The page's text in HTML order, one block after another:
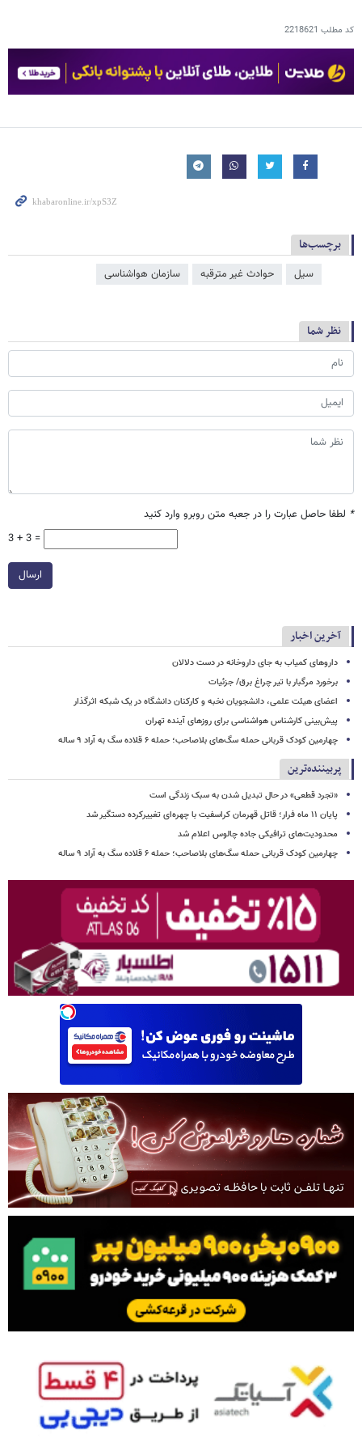
کد مطلب 2218621
برچسب‌ها
سیل حوادث غیر مترقبه سازمان هواشناسی
نظر شما
* لطفا حاصل عبارت را در جعبه متن روبرو وارد کنید
3 + 3 =
ارسال
آخرین اخبار
داروهای کمیاب به جای داروخانه در دست دلالان
برخورد مرگبار با تیر چراغ برق/ جزئیات
اعضای هیئت علمی، دانشجویان نخبه و کارکنان دانشگاه در یک شبکه‌ اثرگذار
پیش‌بینی کارشناس هواشناسی برای روزهای آینده تهران
چهارمین کودک قربانی حمله سگ‌های بلاصاحب؛ حمله ۶ قلاده سگ به آراد ۹ ساله
پربیننده‌ترین
«تجرد قطعی» در حال تبدیل شدن به سبک زندگی است
پایان ۱۱ ماه فرار؛ قاتل قهرمان کراسفیت با چهره‌ای تغییرکرده دستگیر شد
محدودیت‌های ترافیکی جاده چالوس اعلام شد
چهارمین کودک قربانی حمله سگ‌های بلاصاحب؛ حمله ۶ قلاده سگ به آراد ۹ ساله